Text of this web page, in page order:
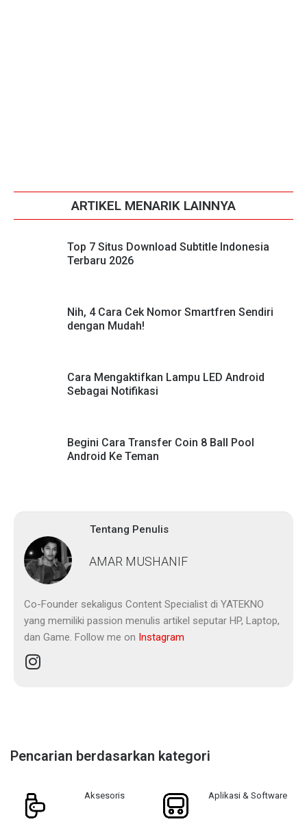
Tentang Penulis
ARTIKEL MENARIK LAINNYA
Top 7 Situs Download Subtitle Indonesia
Terbaru 2026
Nih, 4 Cara Cek Nomor Smartfren Sendiri
dengan Mudah!
Cara Mengaktifkan Lampu LED Android
Sebagai Notifikasi
Begini Cara Transfer Coin 8 Ball Pool
Android Ke Teman
AMAR MUSHANIF
Co-Founder sekaligus Content Specialist di YATEKNO
yang memiliki passion menulis artikel seputar HP, Laptop,
dan Game. Follow me on Instagram
Pencarian berdasarkan kategori
Aksesoris Aplikasi & Software